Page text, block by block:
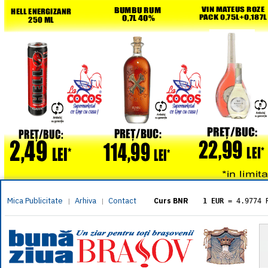
Mica Publicitate | Arhiva | Contact Curs BNR 1 EUR = 4.9774
= 5.8304
1 XAU= 464.4611
1 AED= 1.1933
1 AUD= 2.7957
1 BGN= 2.5449